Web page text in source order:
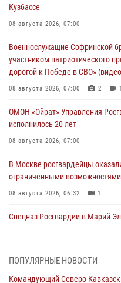
Кузбассе
08 августа 2026, 07:00
Военнослужащие Софринской
участником патриотического
дорогой к Победе в СВО»
08 августа 2026, 07:00 2 1
ОМОН «Ойрат» Управления
исполнилось 20 лет
08 августа 2026, 07:00
В Москве росгвардейцы
ограниченными
08 августа 2026, 06:32 1
Спецназ Росгвардии в Марий
турнирами, мастер-классами и
ПОПУЛЯРНЫЕ НОВОСТИ
Командующий Северо-